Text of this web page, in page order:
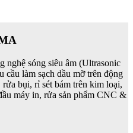
nghệ sóng siêu âm (Ultrasonic
cầu làm sạch dầu mỡ trên động
bụi, rỉ sét bám trên kim loại,
máy in, rửa sản phẩm CNC &